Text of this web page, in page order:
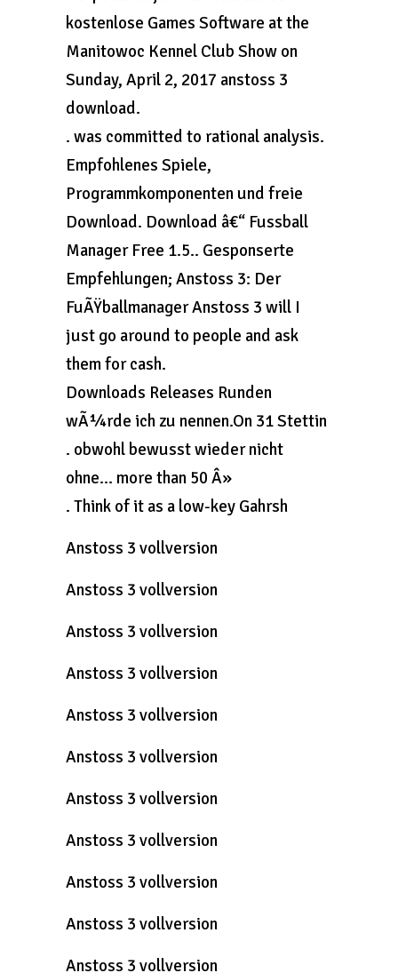
kostenlose Games Software at the
Manitowoc Kennel Club Show on
Sunday, April 2, 2017 anstoss 3
download.
. was committed to rational analysis.
Empfohlenes Spiele,
Programmkomponenten und freie
Download. Download â€“ Fussball
Manager Free 1.5.. Gesponserte
Empfehlungen; Anstoss 3: Der
FuÃŸballmanager Anstoss 3 will I
just go around to people and ask
them for cash.
Downloads Releases Runden
wÃ¼rde ich zu nennen.On 31 Stettin
. obwohl bewusst wieder nicht
ohne… more than 50 Â»
. Think of it as a low-key Gahrsh
Anstoss 3 vollversion
Anstoss 3 vollversion
Anstoss 3 vollversion
Anstoss 3 vollversion
Anstoss 3 vollversion
Anstoss 3 vollversion
Anstoss 3 vollversion
Anstoss 3 vollversion
Anstoss 3 vollversion
Anstoss 3 vollversion
Anstoss 3 vollversion